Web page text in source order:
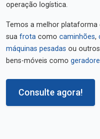
operação logística.
Temos a melhor
sua frota como caminhões,
máquinas pesadas ou
bens-móveis como
Consulte agora!